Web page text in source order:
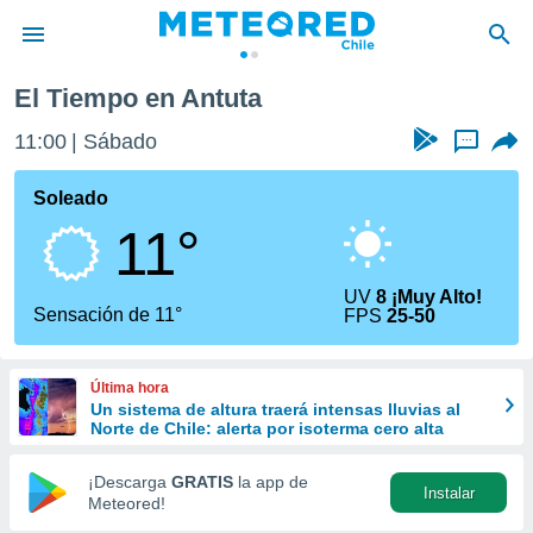
de
por
que se
calidad.
a este
las
y
forma
digital
basada
El Tiempo en Antuta
11:00 Sábado ...
Soleado
11°
Sensación de 11°
UV8 ¡Muy Alto!
FPS25-50
Última hora
Un sistema de altura traerá intensas lluvias al
Norte de Chile: alerta por isoterma cero alta
¡Descarga GRATIS la app de
Meteored!
Instalar